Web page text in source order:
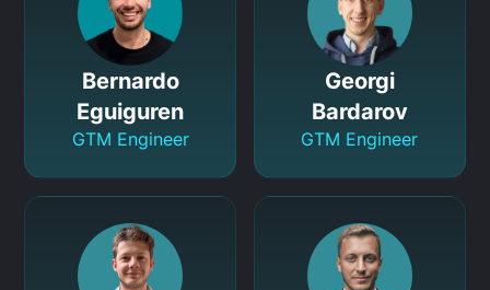
Bernardo
Eguiguren
GTM Engineer
Georgi
Bardarov
GTM Engineer